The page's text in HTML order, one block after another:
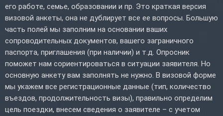
его работе, семье, образовании и пр. Это краткая версия
визовой анкеты, она не дублирует все ее вопросы. Большую
часть полей мы заполним на основании ваших
сопроводительных документов, вашего заграничного
паспорта, приглашения (при наличии) и т.д. Опросник
поможет нам сориентироваться в ситуации заявителя. Но
основную анкету вам заполнять не нужно. В визовой форме
мы укажем все регистрационные данные (тип, количество
въездов, продолжительность визы), правильно определим
цель поездки, внесем сведения о заявителе – с учетом